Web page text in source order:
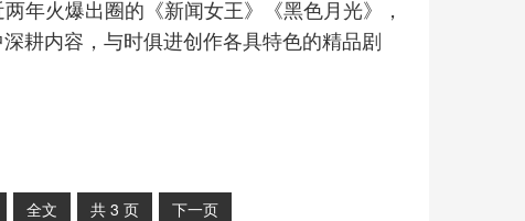
年火爆出圈的《新闻女王》《黑色月光》，
耕内容，与时俱进创作各具特色的精品剧
全文 共 3 页 下一页